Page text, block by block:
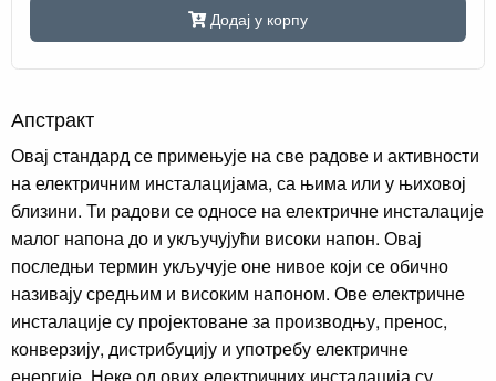
Додај у корпу
Апстракт
Овај стандард се примењује на све радове и активности
на електричним инсталацијама, са њима или у њиховој
близини. Ти радови се односе на електричне инсталације
малог напона до и укључујући високи напон. Овај
последњи термин укључује оне нивое који се обично
називају средњим и високим напоном. Ове електричне
инсталације су пројектоване за производњу, пренос,
конверзију, дистрибуцију и употребу електричне
енергије. Неке од ових електричних инсталација су